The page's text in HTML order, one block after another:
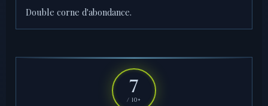
Double corne d'abondance.
7
/ 10+